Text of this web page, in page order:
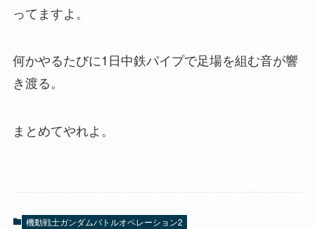
ってますよ。
何かやるたびに1日中鉄パイプで足場を組む音が響
き渡る。
まとめてやれよ。
機動戦士ガンダムバトルオペレーション2